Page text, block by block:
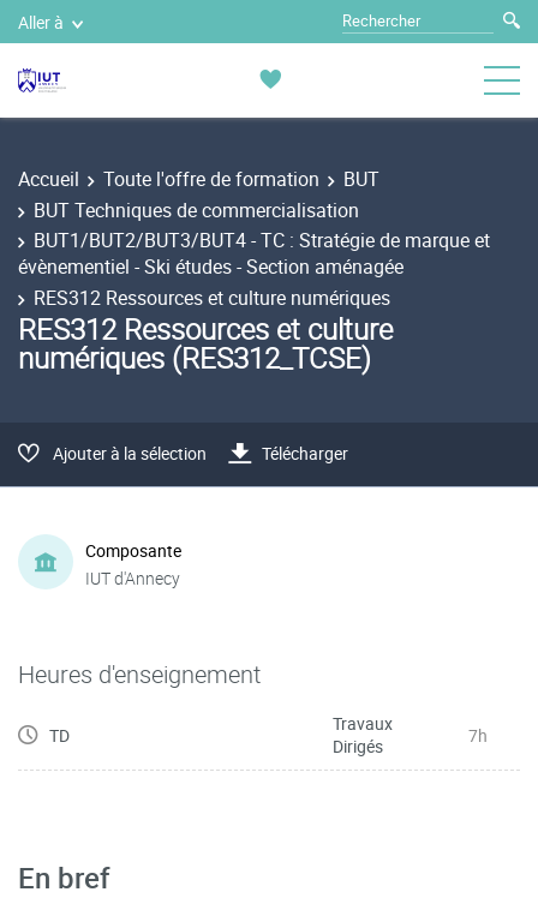
Aller à
Accueil Toute l'offre de formation
BUT
BUT Techniques de commercialisation
BUT1/BUT2/BUT3/BUT4 - TC : Stratégie de marque et
évènementiel - Ski études - Section aménagée
RES312 Ressources et culture numériques
RES312 Ressources et culture
numériques (RES312_TCSE)
Ajouter à la sélection Télécharger
Composante
IUT d'Annecy
Heures d'enseignement
TD
Travaux
Dirigés
7h
En bref